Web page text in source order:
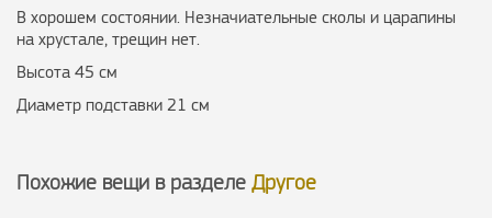
В хорошем состоянии. Незначиательные сколы и царапины
на хрустале, трещин нет.
Высота 45 см
Диаметр подставки 21 см
Похожие вещи в разделе Другое